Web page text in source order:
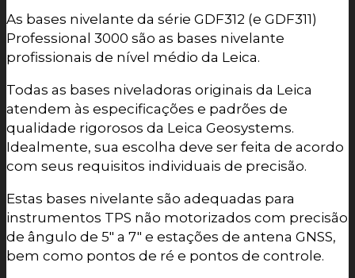
As bases nivelante da série GDF312 (e GDF311)
Professional 3000 são as bases nivelante
profissionais de nível médio da Leica.
Todas as bases niveladoras originais da Leica
atendem às especificações e padrões de
qualidade rigorosos da Leica Geosystems.
Idealmente, sua escolha deve ser feita de acordo
com seus requisitos individuais de precisão.
Estas bases nivelante são adequadas para
instrumentos TPS não motorizados com precisão
de ângulo de 5″ a 7″ e estações de antena GNSS,
bem como pontos de ré e pontos de controle.